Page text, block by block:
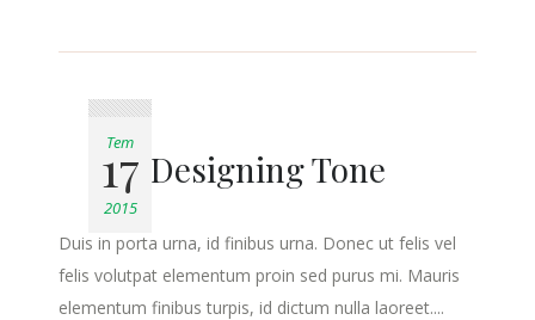
Tem
17
2015
Designing Tone
Duis in porta urna, id finibus urna. Donec ut felis vel
felis volutpat elementum proin sed purus mi. Mauris
elementum finibus turpis, id dictum nulla laoreet....